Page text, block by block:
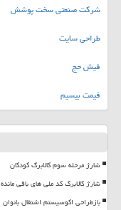
شرکت صنعتی سخت پوشش
طراحی سایت
فیش حج
قیمت بیسیم
شارژ مرحله سوم کالابرگ کودکان
شارژ کالابرگ کد ملی های باقی مانده
بازطراحی اکوسیستم اشتغال بانوان